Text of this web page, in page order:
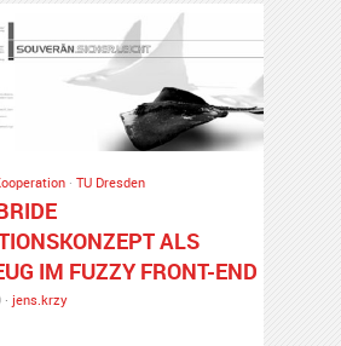
· TU Dresden
ALS
IM FUZZY FRONT-END
jens.krzy